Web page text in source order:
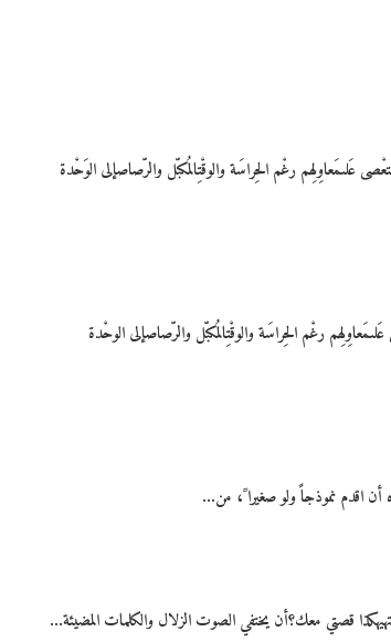
رغْم الحِراسَة والوقْتِالمُكبّل والرّصاصإلى الوَحْدة
رغْم الحِراسَة والوقْتِالمُكبّل والرّصاصإلى الوحْدة
أن اقدم نموذجاً ولو صغيرا ً، من…
قصتي معك؟أن يختفي الصوت الزلال والكلمات المضيئة…